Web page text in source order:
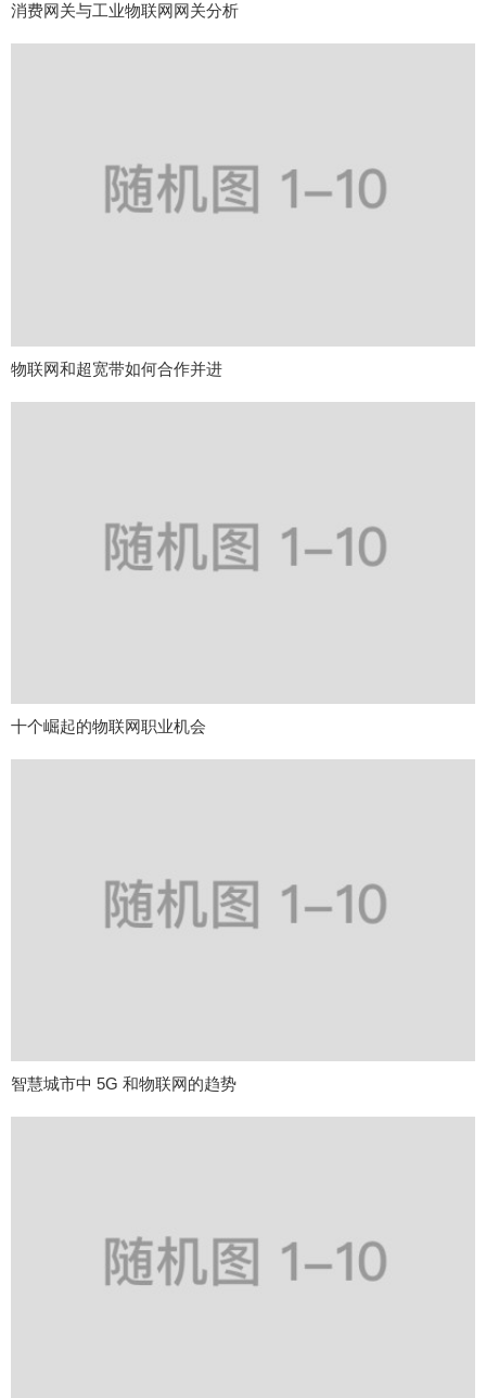
消费网关与工业物联网网关分析
物联网和超宽带如何合作并进
十个崛起的物联网职业机会
智慧城市中 5G 和物联网的趋势